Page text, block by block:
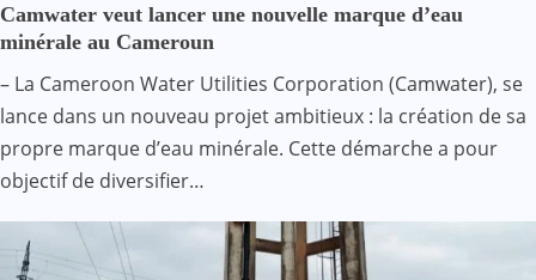
Camwater veut lancer une nouvelle marque d’eau
minérale au Cameroun
– La Cameroon Water Utilities Corporation (Camwater), se
lance dans un nouveau projet ambitieux : la création de sa
propre marque d’eau minérale. Cette démarche a pour
objectif de diversifier…